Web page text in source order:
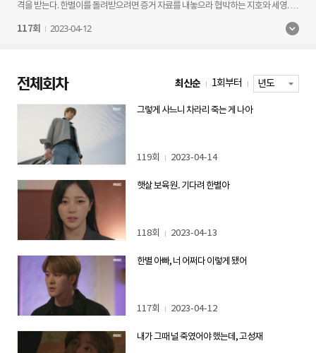
격을 받는다. 한별이를 돌려받으려면 증거 자료를 내놓으라 협박하는 지호와 세영. 유
경(장서희)과 혜수, 인하(이현석)는 한별이의 안전한 귀가를 위해 고군분투하는데...
117회 2023-04-12
전체회차 최신순 1회부터
그렇게 사느니 차라리 죽는 게 나아
119회 2023-04-14
햇살 보육원.. 기다려 한별아
118회 2023-04-13
한별 아빠, 너 어쩌다 이렇게 됐어
117회 2023-04-12
내가 그때 널 죽였어야 했는데, 고성재